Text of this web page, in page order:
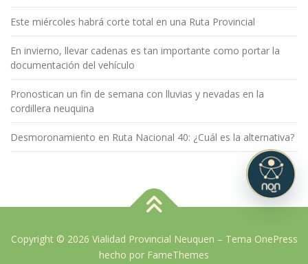
Este miércoles habrá corte total en una Ruta Provincial
En invierno, llevar cadenas es tan importante como portar la
documentación del vehículo
Pronostican un fin de semana con lluvias y nevadas en la
cordillera neuquina
Desmoronamiento en Ruta Nacional 40: ¿Cuál es la alternativa?
Copyright © 2026 Vialidad Provincial Neuquen – Tema OnePress
hecho por FameThemes